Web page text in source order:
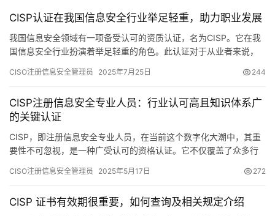
CISP认证在我国信息安全行业举足轻重，助力职业发展
我国信息安全领域有一项备受认可的资质认证，名为CISP。它在我
国信息安全行业扮演着举足轻重的角色。此认证对于从业者来说，
CISO注册信息安全管理员 2025年7月25日 244
CISP注册信息安全专业人员：行业认可高且知识体系广
的关键认证
CISP，即注册信息安全专业人员，在当前这个数字化大潮中，其重
要性不可忽视，是一种广受认可的资格认证。它不仅覆盖了众多行
CISO注册信息安全管理员 2025年5月17日 272
CISP 证书有效期很重要，如何查询及相关规定介绍